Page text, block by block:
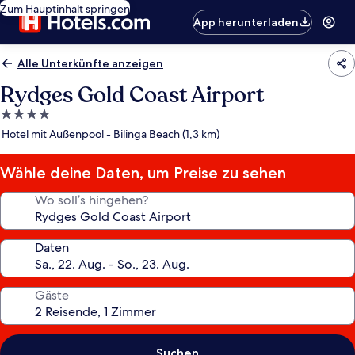
Zum Hauptinhalt springen
App herunterladen
Alle Unterkünfte anzeigen
Rydges Gold Coast Airport
4.0-
Sterne-
Hotel mit Außenpool - Bilinga Beach (1,3 km)
Wähle deine Daten, um Preise zu sehen
Wo soll’s hingehen?
Daten
Gäste